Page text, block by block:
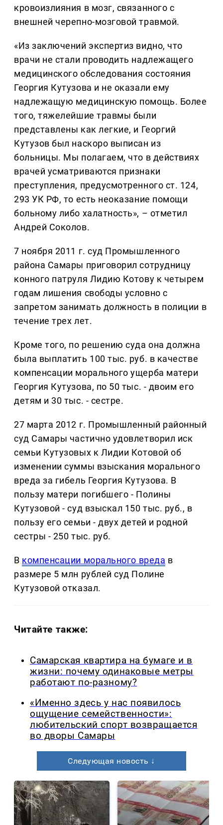
кровоизлияния в мозг, связанного с
внешней черепно-мозговой травмой.
«Из заключений экспертиз видно, что
врачи не стали проводить надлежащего
медицинского обследования состояния
Георгия Кутузова и не оказали ему
надлежащую медицинскую помощь. Более
того, тяжелейшие травмы были
представлены как легкие, и Георгий
Кутузов был наскоро выписан из
больницы. Мы полагаем, что в действиях
врачей усматриваются признаки
преступления, предусмотренного ст. 124,
293 УК РФ, то есть неоказание помощи
больному либо халатность», – отметил
Андрей Соколов.
7 ноября 2011 г. суд Промышленного
района Самары приговорил сотрудницу
конного патруля Лидию Котову к четырем
годам лишения свободы условно с
запретом занимать должность в полиции в
течение трех лет.
Кроме того, по решению суда она должна
была выплатить 100 тыс. руб. в качестве
компенсации морального ущерба матери
Георгия Кутузова, по 50 тыс. - двоим его
детям и 30 тыс. - сестре.
27 марта 2012 г. Промышленный районный
суд Самары частично удовлетворил иск
семьи Кутузовых к Лидии Котовой об
изменении суммы взыскания морального
вреда за гибель Георгия Кутузова. В
пользу матери погибшего - Полины
Кутузовой - суд взыскал 150 тыс. руб., в
пользу его семьи - двух детей и родной
сестры - 250 тыс. руб.
В компенсации морального вреда в
размере 5 млн рублей суд Полине
Кутузовой отказал.
Читайте также:
Самарская квартира на бумаге и в
жизни: почему одинаковые метры
работают по-разному?
«Именно здесь у нас появилось
ощущение семейственности»:
любительский спорт возвращается
во дворы Самары
Следующая новость ↓